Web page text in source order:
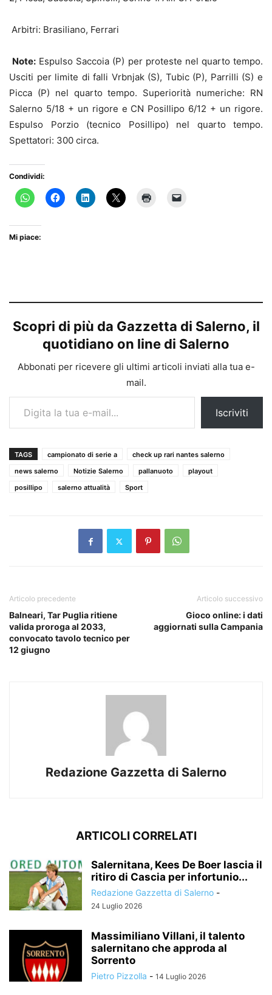
Arbitri: Brasiliano, Ferrari
Note: Espulso Saccoia (P) per proteste nel quarto tempo.
Usciti per limite di falli Vrbnjak (S), Tubic (P), Parrilli (S) e
Picca (P) nel quarto tempo. Superiorità numeriche: RN
Salerno 5/18 + un rigore e CN Posillipo 6/12 + un rigore.
Espulso Porzio (tecnico Posillipo) nel quarto tempo.
Spettatori: 300 circa.
Condividi:
Mi piace:
Scopri di più da Gazzetta di Salerno, il
quotidiano on line di Salerno
Abbonati per ricevere gli ultimi articoli inviati alla tua e-
mail.
Digita la tua e-mail...
Iscriviti
TAGS campionato di serie a
check up rari nantes salerno
news salerno
Notizie Salerno pallanuoto
playout
posillipo
salerno attualità Sport
Articolo precedente
Balneari, Tar Puglia ritiene
valida proroga al 2033,
convocato tavolo tecnico per
12 giugno
Articolo successivo
Gioco online: i dati
aggiornati sulla Campania
Redazione Gazzetta di Salerno
ARTICOLI CORRELATI
Salernitana, Kees De Boer lascia il
ritiro di Cascia per infortunio...
Redazione Gazzetta di Salerno -
24 Luglio 2026
Massimiliano Villani, il talento
salernitano che approda al
Sorrento
Pietro Pizzolla - 14 Luglio 2026